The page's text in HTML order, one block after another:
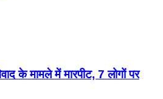
के मामले में मारपीट, 7 लोगों पर